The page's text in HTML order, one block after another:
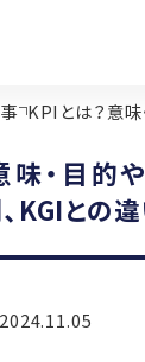
KPIとは？意味
味・目的
、KGIとの
2024.11.05